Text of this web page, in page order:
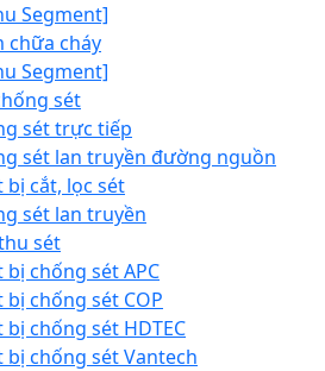
Segment]
chữa cháy
Segment]
sét
sét trực tiếp
sét lan truyền đường nguồn
bị cắt, lọc sét
sét lan truyền
sét
bị chống sét APC
bị chống sét COP
bị chống sét HDTEC
bị chống sét Vantech